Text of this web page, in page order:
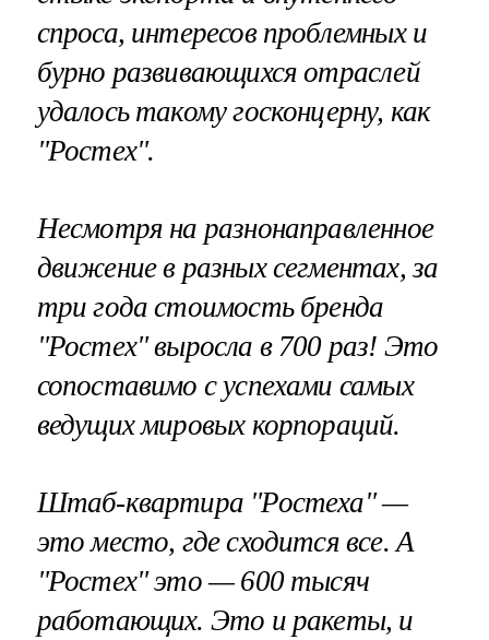
спроса, интересов проблемных и
бурно развивающихся отраслей
удалось такому госконцерну, как
"Ростех".
Несмотря на разнонаправленное
движение в разных сегментах, за
три года стоимость бренда
"Ростех" выросла в 700 раз! Это
сопоставимо с успехами самых
ведущих мировых корпораций.
Штаб-квартира "Ростеха" —
это место, где сходится все. А
"Ростех" это — 600 тысяч
работающих. Это и ракеты, и